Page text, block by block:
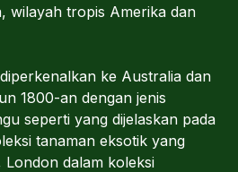
wilayah tropis Amerika dan
ke Australia dan
1800-an dengan jenis
seperti yang dijelaskan pada
tanaman eksotik yang
London dalam koleksi